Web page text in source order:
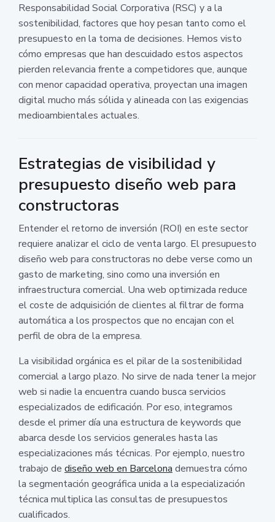
Responsabilidad Social Corporativa (RSC) y a la
sostenibilidad, factores que hoy pesan tanto como el
presupuesto en la toma de decisiones. Hemos visto
cómo empresas que han descuidado estos aspectos
pierden relevancia frente a competidores que, aunque
con menor capacidad operativa, proyectan una imagen
digital mucho más sólida y alineada con las exigencias
medioambientales actuales.
Estrategias de visibilidad y
presupuesto diseño web para
constructoras
Entender el retorno de inversión (ROI) en este sector
requiere analizar el ciclo de venta largo. El presupuesto
diseño web para constructoras no debe verse como un
gasto de marketing, sino como una inversión en
infraestructura comercial. Una web optimizada reduce
el coste de adquisición de clientes al filtrar de forma
automática a los prospectos que no encajan con el
perfil de obra de la empresa.
La visibilidad orgánica es el pilar de la sostenibilidad
comercial a largo plazo. No sirve de nada tener la mejor
web si nadie la encuentra cuando busca servicios
especializados de edificación. Por eso, integramos
desde el primer día una estructura de keywords que
abarca desde los servicios generales hasta las
especializaciones más técnicas. Por ejemplo, nuestro
trabajo de diseño web en Barcelona demuestra cómo
la segmentación geográfica unida a la especialización
técnica multiplica las consultas de presupuestos
cualificados.